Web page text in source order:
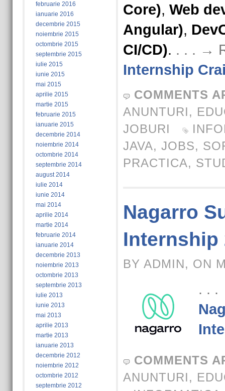
februarie 2016
ianuarie 2016
decembrie 2015
noiembrie 2015
octombrie 2015
septembrie 2015
iulie 2015
iunie 2015
mai 2015
aprilie 2015
martie 2015
februarie 2015
ianuarie 2015
decembrie 2014
noiembrie 2014
octombrie 2014
septembrie 2014
august 2014
iulie 2014
iunie 2014
mai 2014
aprilie 2014
martie 2014
februarie 2014
ianuarie 2014
decembrie 2013
noiembrie 2013
octombrie 2013
septembrie 2013
iulie 2013
iunie 2013
mai 2013
aprilie 2013
martie 2013
ianuarie 2013
decembrie 2012
noiembrie 2012
octombrie 2012
septembrie 2012
Core), Web
Angular),
CI/CD). . . . →
Internship
COMMENTS
ANUNTURI,
JOBURI
JAVA, JOBS,
PRACTICA,
Nagarro
Internship
BY ADMIN, ON
. . .
COMMENTS
ANUNTURI,